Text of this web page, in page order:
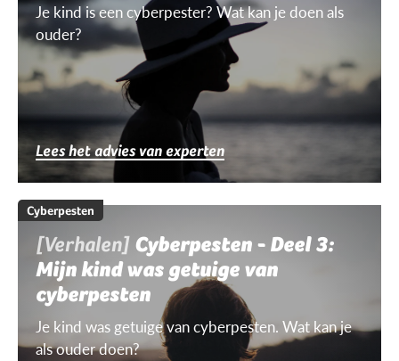
Je kind is een cyberpester? Wat kan je doen als
ouder?
Lees het advies van experten
Cyberpesten
[Verhalen] Cyberpesten - Deel 3:
Mijn kind was getuige van
cyberpesten
Je kind was getuige van cyberpesten. Wat kan je
als ouder doen?